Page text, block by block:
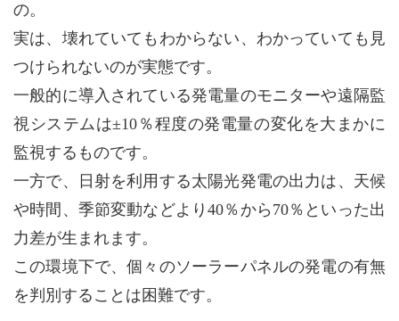
の。
実は、壊れていてもわからない、わかっていても見
つけられないのが実態です。
一般的に導入されている発電量のモニターや遠隔監
視システムは±10％程度の発電量の変化を大まかに
監視するものです。
一方で、日射を利用する太陽光発電の出力は、天候
や時間、季節変動などより40％から70％といった出
力差が生まれます。
この環境下で、個々のソーラーパネルの発電の有無
を判別することは困難です。